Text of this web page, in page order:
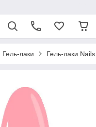
Гель-лаки Гель-лаки